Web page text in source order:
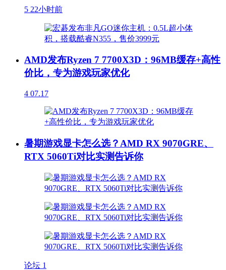
5 22小时前
AMD发布Ryzen 7 7700X3D：96MB缓存+高性
价比，专为游戏玩家优化
4 07.17
暑期游戏显卡怎么选？AMD RX 9070GRE、
RTX 5060Ti对比实测告诉你
论坛 1